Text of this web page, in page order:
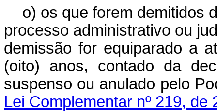
o) os que forem demitidos
processo administrativo ou
demissão for equiparado a
(oito) anos, contado da
suspenso ou anulado pelo
Lei Complementar nº 219, de